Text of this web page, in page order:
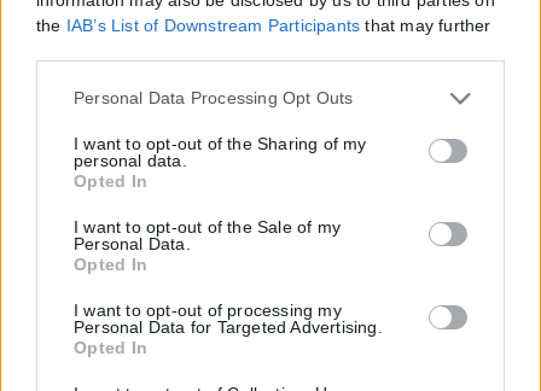
the IAB’s List of Downstream Participants that may further
Please note that this website/app uses one or more Google
but not limited to your visit or usage behaviour. You may
click to grant or deny consent to Google and its third-party
tags to use your data for below specified purposes in below
Google consent section.
Personal Data Processing Opt Outs
I want to opt-out of the Sharing of my
personal data.
Opted In
I want to opt-out of the Sale of my
Personal Data.
Opted In
I want to opt-out of processing my
Personal Data for Targeted Advertising.
Opted In